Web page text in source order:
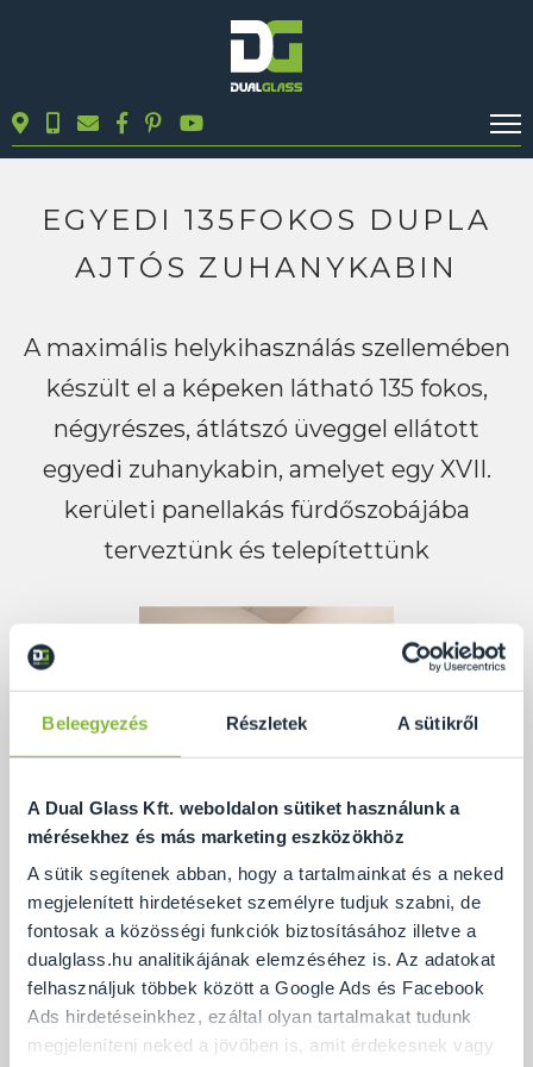
Beleegyezés Részletek A sütikről
A Dual Glass Kft. weboldalon sütiket használunk a
mérésekhez és más marketing eszközökhöz
A sütik segítenek abban, hogy a tartalmainkat és a neked
megjelenített hirdetéseket személyre tudjuk szabni, de
fontosak a közösségi funkciók biztosításához illetve a
dualglass.hu analitikájának elemzéséhez is. Az adatokat
felhasználjuk többek között a Google Ads és Facebook
Ads hirdetéseinkhez, ezáltal olyan tartalmakat tudunk
megjeleníteni neked a jövőben is, amit érdekesnek vagy
TERMÉKEK
KAPCSOLAT
EGYEDI 135FOKOS DUPLA
AJTÓS ZUHANYKABIN
A maximális helykihasználás szellemében
készült el a képeken látható 135 fokos,
négyrészes, átlátszó üveggel ellátott
egyedi zuhanykabin, amelyet egy XVII.
kerületi panellakás fürdőszobájába
terveztünk és telepítettünk
A kis méretű fürdőszoba adottságait figyelembe
véve, ez a helytakarékos, de mégis mutatós
megoldás volt a legkivitelezhetőbb és